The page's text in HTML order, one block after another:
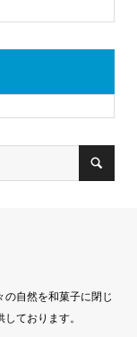
自然を和菓子に閉じ
ております。